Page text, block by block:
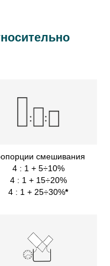
смешивания
4 : 1 + 5÷10%
4 : 1 + 15÷20%
4 : 1 + 25÷30%*